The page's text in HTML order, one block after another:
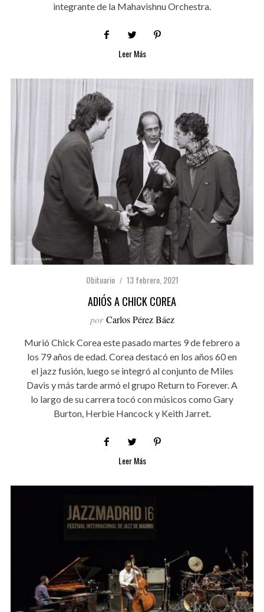
integrante de la Mahavishnu Orchestra.
Leer Más
Obituario 13 febrero, 2021
ADIÓS A CHICK COREA
por Carlos Pérez Báez
Murió Chick Corea este pasado martes 9 de febrero a
los 79 años de edad. Corea destacó en los años 60 en
el jazz fusión, luego se integró al conjunto de Miles
Davis y más tarde armó el grupo Return to Forever. A
lo largo de su carrera tocó con músicos como Gary
Burton, Herbie Hancock y Keith Jarret.
Leer Más